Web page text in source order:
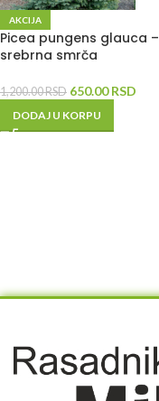
AKCIJA
Picea pungens glauca –
srebrna smrča
1,200.00RSD 650.00RSD
DODAJ U KORPU